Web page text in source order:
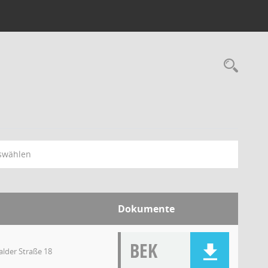
Dokumente
Straße 18 BEK